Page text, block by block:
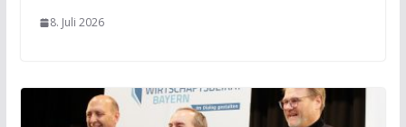
8. Juli 2026